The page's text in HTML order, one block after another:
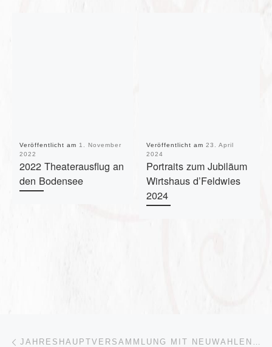
Veröffentlicht am 1. November
2022
2022 Theaterausflug an
den Bodensee
Veröffentlicht am 23. April
2024
Portraits zum Jubiläum
Wirtshaus d’Feldwies
2024
Beitragsnavigation JAHRESHAUPTVERSAMMLUNG MIT NEUWAHLEN – VEREINSFÜHRUNG WURDE IM AMT BESTÄTIGT